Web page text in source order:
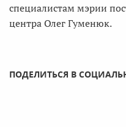
специалистам мэрии
центра Олег Гуменюк.
ПОДЕЛИТЬСЯ В